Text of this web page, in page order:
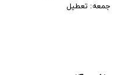
جمعه: تعطیل